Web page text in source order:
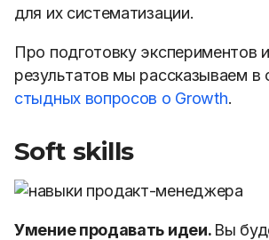
для их систематизации.
Про подготовку экспериментов
результатов мы рассказываем в
стыдных вопросов о Growth.
Soft skills
Умение продавать идеи. Вы